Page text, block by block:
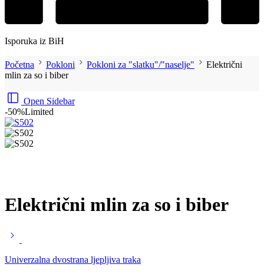
Isporuka iz BiH
Početna Pokloni Pokloni za "slatku"/"naselje"
Električni
mlin za so i biber
Open Sidebar
-50%Limited
Električni mlin za so i biber
Univerzalna dvostrana ljepljiva traka